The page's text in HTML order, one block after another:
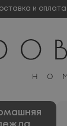
и оплата